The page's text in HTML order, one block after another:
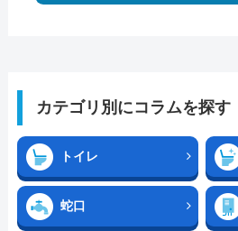
カテゴリ別にコラムを探す
トイレ
蛇口